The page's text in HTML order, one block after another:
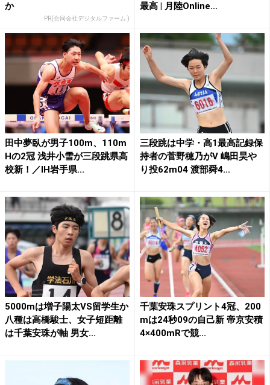
か
PR(合同会社デジタルファーム )
最高 | 月陸Online...
田中夢臥が男子100m、110m
Hの2冠 浅井小雪が三段跳県高
校新！／IH岩手県...
三段跳は中学・高1最高記録保
持者の菅野穂乃がV 嶋田昊や
り投62m04 渡部舜4...
5000mは増子陽太VS留学生か
八種は高橋駿士、女子短距離
は千葉安珠が軸 男女...
千葉安珠スプリント4冠、200
mは24秒09の自己新 帝京安積
4×400mRで競...